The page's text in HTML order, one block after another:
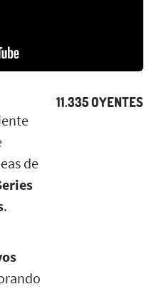
11.335 OYENTES
de
.